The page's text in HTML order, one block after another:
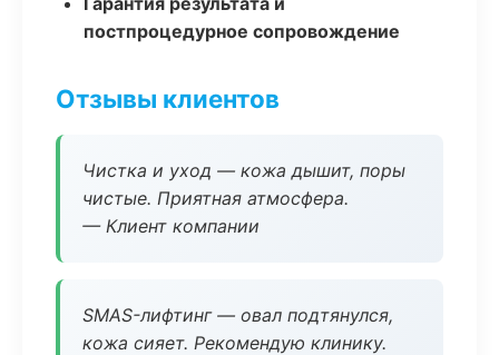
постпроцедурное сопровождение
Отзывы клиентов
Чистка и уход — кожа дышит, поры
чистые. Приятная атмосфера.
— Клиент компании
SMAS-лифтинг — овал подтянулся,
кожа сияет. Рекомендую клинику.